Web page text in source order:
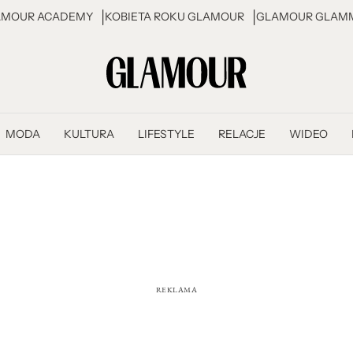
ACADEMY KOBIETA ROKU GLAMOUR GLAMOUR
MODA KULTURA LIFESTYLE RELACJE WIDEO